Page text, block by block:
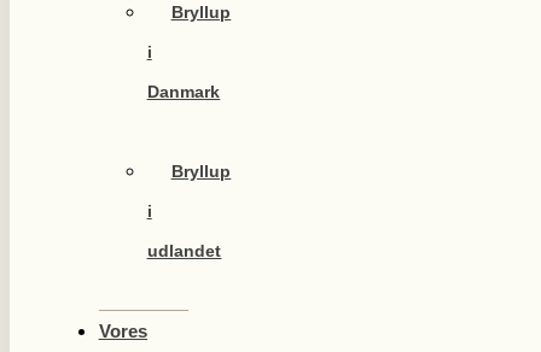
Bryllup
i
Danmark
Bryllup
i
udlandet
Vores